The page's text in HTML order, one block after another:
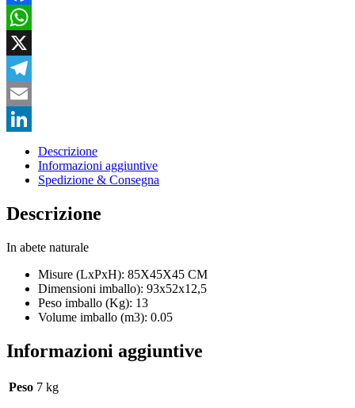
Facebook
WhatsApp
X
Telegram
Email
LinkedIn
Descrizione
Informazioni aggiuntive
Spedizione & Consegna
Descrizione
In abete naturale
Misure (LxPxH): 85X45X45 CM
Dimensioni imballo): 93x52x12,5
Peso imballo (Kg): 13
Volume imballo (m3): 0.05
Informazioni aggiuntive
Peso 7 kg